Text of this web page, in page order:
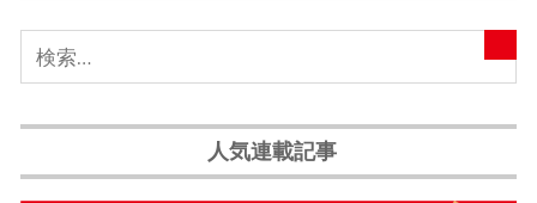
人気連載記事